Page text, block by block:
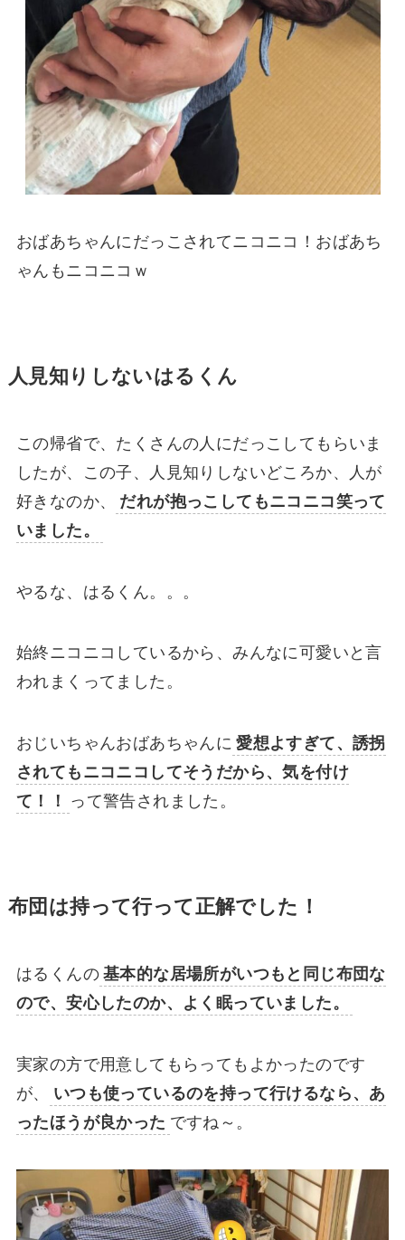
おばあちゃんにだっこされてニコニコ！おばあち
ゃんもニコニコｗ
人見知りしないはるくん
この帰省で、たくさんの人にだっこしてもらいま
したが、この子、人見知りしないどころか、人が
好きなのか、
だれが抱っこしてもニコニコ笑って
いました。
やるな、はるくん。。。
始終ニコニコしているから、みんなに可愛いと言
われまくってました。
おじいちゃんおばあちゃんに 愛想よすぎて、誘拐
されてもニコニコしてそうだから、気を付け
て！！
って警告されました。
布団は持って行って正解でした！
はるくんの 基本的な居場所がいつもと同じ布団な
ので、安心したのか、よく眠っていました。
実家の方で用意してもらってもよかったのです
が、
いつも使っているのを持って行けるなら、あ
ったほうが良かった ですね～。